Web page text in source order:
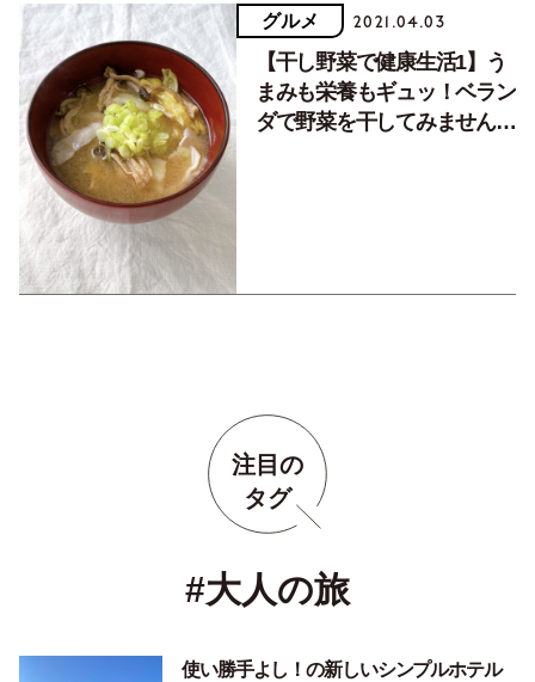
グルメ 2021.04.03
【干し野菜で健康生活1】う
まみも栄養もギュッ！ベラン
ダで野菜を干してみません
注目の
タグ
#大人の旅
使い勝手よし！の新しいシンプルホテル